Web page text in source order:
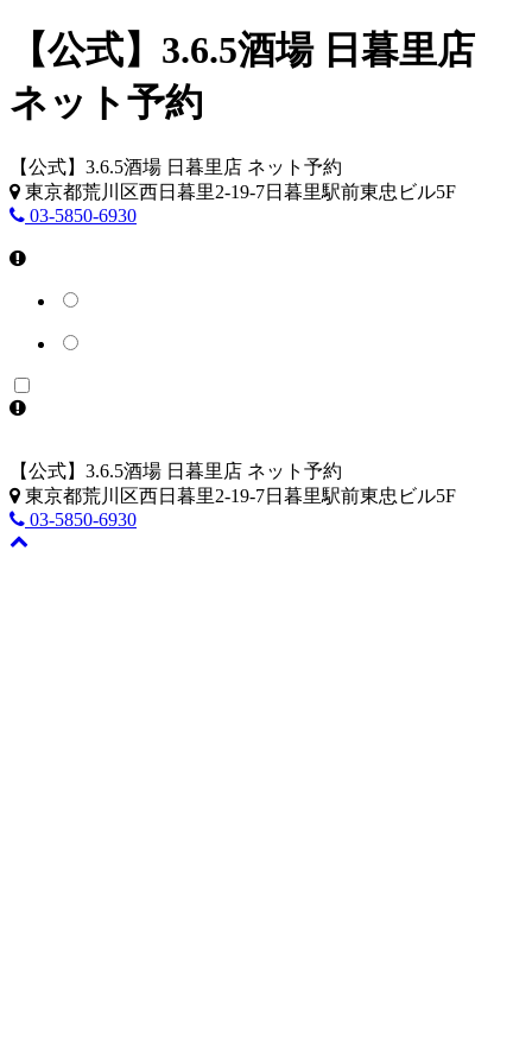
【公式】3.6.5酒場 日暮里店
ネット予約
【公式】3.6.5酒場 日暮里店 ネット予約
東京都荒川区西日暮里2-19-7日暮里駅前東忠ビル5F
03-5850-6930
【公式】3.6.5酒場 日暮里店 ネット予約
東京都荒川区西日暮里2-19-7日暮里駅前東忠ビル5F
03-5850-6930